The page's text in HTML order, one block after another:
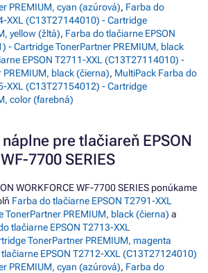
PREMIUM, cyan (azúrová), Farba do
XXL (C13T27144010) - Cartridge
yellow (žltá), Farba do tlačiarne EPSON
- Cartridge TonerPartner PREMIUM, black
EPSON T2711-XXL (C13T27114010) -
black (čierna), MultiPack Farba do
XXL (C13T27154012) - Cartridge
color (farebná)
pre tlačiareň EPSON
7700 SERIES
WORKFORCE WF-7700 SERIES ponúkame
Farba do tlačiarne EPSON T2791-XXL
TonerPartner PREMIUM, black (čierna) a
tlačiarne EPSON T2713-XXL
TonerPartner PREMIUM, magenta
EPSON T2712-XXL (C13T27124010)
PREMIUM, cyan (azúrová), Farba do